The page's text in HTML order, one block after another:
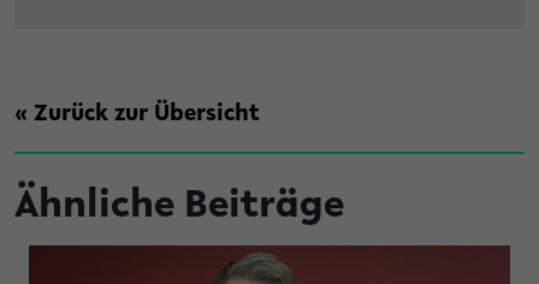
« Zurück zur Übersicht
Ähnliche Beiträge